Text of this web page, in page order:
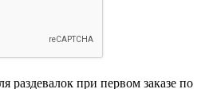
раздевалок при первом заказе по